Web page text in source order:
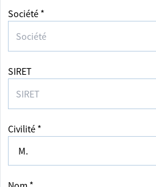
Société *
SIRET
Civilité *